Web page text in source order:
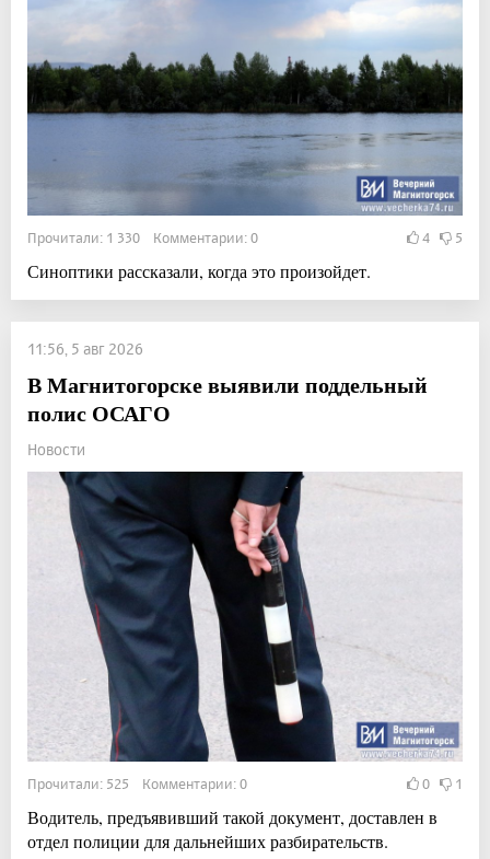
Прочитали: 1 330 Комментарии: 0 4 5
Синоптики рассказали, когда это произойдет.
11:56, 5 авг 2026
В Магнитогорске выявили поддельный
полис ОСАГО
Новости
Прочитали: 525 Комментарии: 0 0 1
Водитель, предъявивший такой документ, доставлен в
отдел полиции для дальнейших разбирательств.